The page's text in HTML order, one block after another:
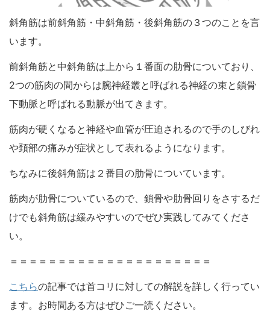
斜角筋は前斜角筋・中斜角筋・後斜角筋の３つのことを言
います。
前斜角筋と中斜角筋は上から１番面の肋骨についており、
2つの筋肉の間からは腕神経叢と呼ばれる神経の束と鎖骨
下動脈と呼ばれる動脈が出てきます。
筋肉が硬くなると神経や血管が圧迫されるので手のしびれ
や頚部の痛みが症状として表れるようになります。
ちなみに後斜角筋は２番目の肋骨についています。
筋肉が肋骨についているので、鎖骨や肋骨回りをさするだ
けでも斜角筋は緩みやすいのでぜひ実践してみてくださ
い。
＝＝＝＝＝＝＝＝＝＝＝＝＝＝＝＝＝＝＝＝＝
こちらの記事では首コリに対しての解説を詳しく行ってい
ます。お時間ある方はぜひご一読ください。